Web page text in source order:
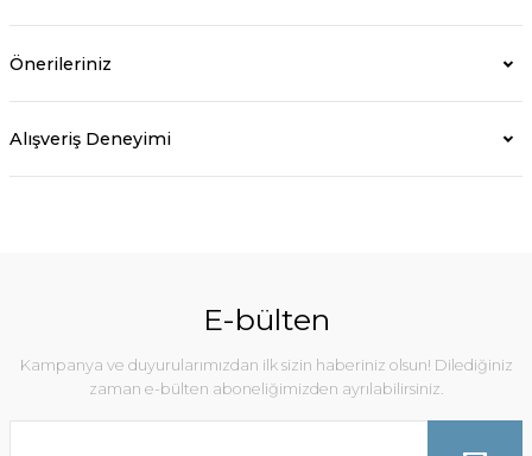
Önerileriniz
Alışveriş Deneyimi
E-bülten
Kampanya ve duyurularımızdan ilk sizin haberiniz olsun! Dilediğiniz
zaman e-bülten aboneliğimizden ayrılabilirsiniz.